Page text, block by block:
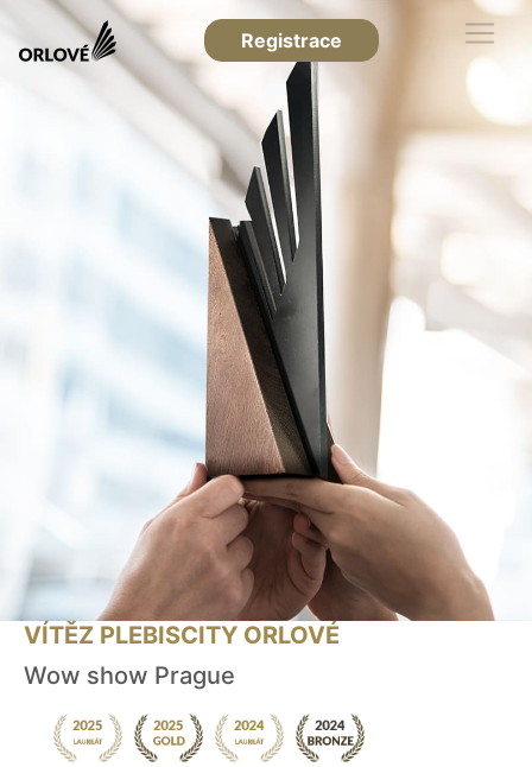
Registrace
VÍTĚZ PLEBISCITY ORLOVÉ
Wow show Prague